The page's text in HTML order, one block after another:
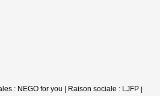
: NEGO for you | Raison sociale : LJFP |